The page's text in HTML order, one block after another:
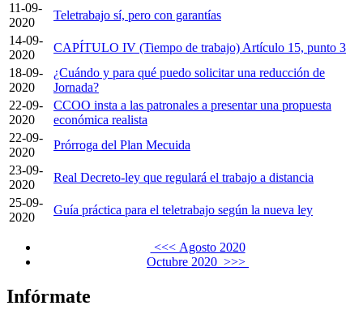
11-09-
2020
Teletrabajo sí, pero con garantías
14-09-
2020
CAPÍTULO IV (Tiempo de trabajo) Artículo 15, punto 3
18-09-
2020
¿Cuándo y para qué puedo solicitar una reducción de
Jornada?
22-09-
2020
CCOO insta a las patronales a presentar una propuesta
económica realista
22-09-
2020
Prórroga del Plan Mecuida
23-09-
2020
Real Decreto-ley que regulará el trabajo a distancia
25-09-
2020
Guía práctica para el teletrabajo según la nueva ley
<<< Agosto 2020
Octubre 2020 >>>
Infórmate